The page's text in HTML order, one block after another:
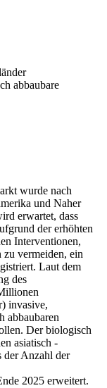
abbaubare
wurde nach
und Naher
erwartet, dass
der erhöhten
Interventionen,
zu vermeiden, ein
Laut dem
des
invasive,
abbaubaren
Der biologisch
asiatisch -
der Anzahl der
2025 erweitert.